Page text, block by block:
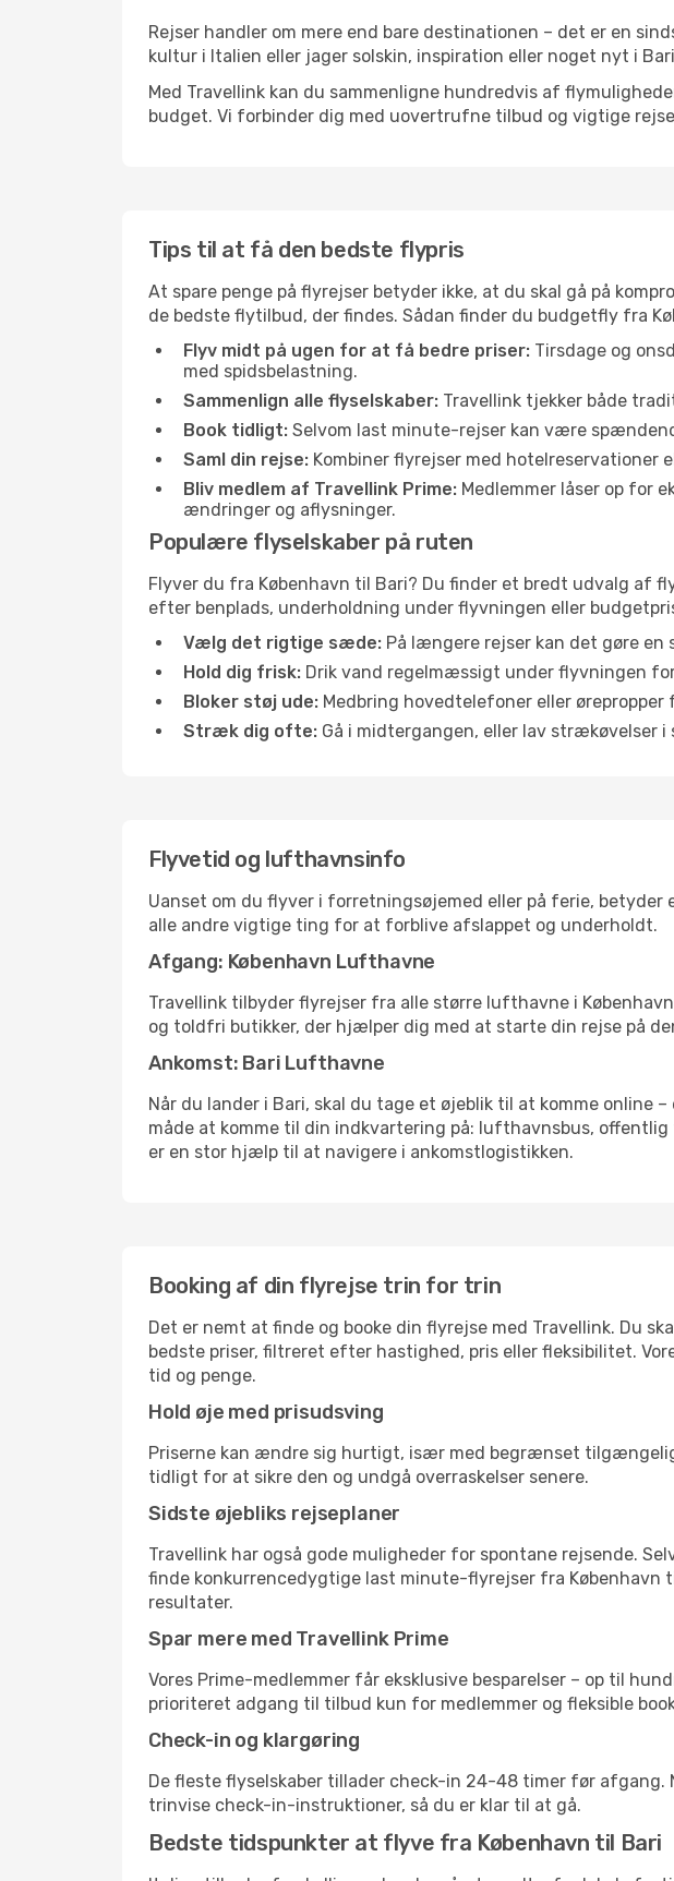
Rejser handler om mere end bare destinationen – det er en
kultur i Italien eller jager solskin, inspiration eller noget nyt i
Med Travellink kan du sammenligne hundredvis af
budget. Vi forbinder dig med uovertrufne tilbud og vigtige
Tips til at få den bedste flypris
At spare penge på flyrejser betyder ikke, at du skal gå på
de bedste flytilbud, der findes. Sådan finder du budgetfly fra
Flyv midt på ugen for at få bedre priser: Tirsdage og
med spidsbelastning.
Sammenlign alle flyselskaber: Travellink tjekker både
Book tidligt: Selvom last minute-rejser kan være
Saml din rejse: Kombiner flyrejser med hotelreservationer
Bliv medlem af Travellink Prime: Medlemmer låser op for
ændringer og aflysninger.
Populære flyselskaber på ruten
Flyver du fra København til Bari? Du finder et bredt udvalg af
efter benplads, underholdning under flyvningen eller
Vælg det rigtige sæde: På længere rejser kan det gøre
Hold dig frisk: Drik vand regelmæssigt under flyvningen
Bloker støj ude: Medbring hovedtelefoner eller
Stræk dig ofte: Gå i midtergangen, eller lav strækøvelser
Flyvetid og lufthavnsinfo
Uanset om du flyver i forretningsøjemed eller på ferie, betyder
alle andre vigtige ting for at forblive afslappet og underholdt.
Afgang: København Lufthavne
Travellink tilbyder flyrejser fra alle større lufthavne i
og toldfri butikker, der hjælper dig med at starte din rejse på
Ankomst: Bari Lufthavne
Når du lander i Bari, skal du tage et øjeblik til at komme online
måde at komme til din indkvartering på: lufthavnsbus,
er en stor hjælp til at navigere i ankomstlogistikken.
Booking af din flyrejse trin for trin
Det er nemt at finde og booke din flyrejse med Travellink. Du
bedste priser, filtreret efter hastighed, pris eller fleksibilitet.
tid og penge.
Hold øje med prisudsving
Priserne kan ændre sig hurtigt, især med begrænset
tidligt for at sikre den og undgå overraskelser senere.
Sidste øjebliks rejseplaner
Travellink har også gode muligheder for spontane rejsende.
finde konkurrencedygtige last minute-flyrejser fra København
resultater.
Spar mere med Travellink Prime
Vores Prime-medlemmer får eksklusive besparelser – op til
prioriteret adgang til tilbud kun for medlemmer og fleksible
Check-in og klargøring
De fleste flyselskaber tillader check-in 24-48 timer før afgang.
trinvise check-in-instruktioner, så du er klar til at gå.
Bedste tidspunkter at flyve fra København til Bari